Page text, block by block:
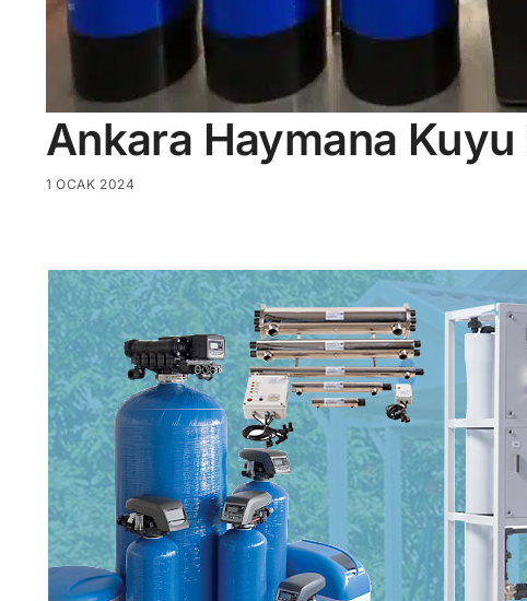
Ankara Haymana Kuyu
1 OCAK 2024